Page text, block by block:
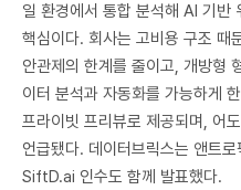
일 환경에서 통합 분석해 AI 기반
핵심이다. 회사는 고비용 구조 때
안관제의 한계를 줄이고, 개방형
이터 분석과 자동화를 가능하게
프라이빗 프리뷰로 제공되며, 어
언급됐다. 데이터브릭스는 앤트
SiftD.ai 인수도 함께 발표했다.